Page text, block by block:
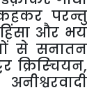
परन्तु
हिंसा और भय
से सनातन
क्रिस्चियन,
अनीश्वरवादी